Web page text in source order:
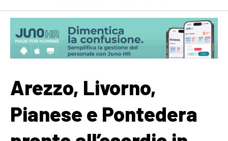
Arezzo, Livorno,
Pianese e Pontedera